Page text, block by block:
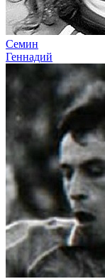
Семин
Геннадий